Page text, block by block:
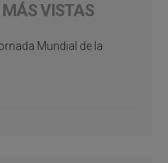
MÁS VISTAS
Mundial de la